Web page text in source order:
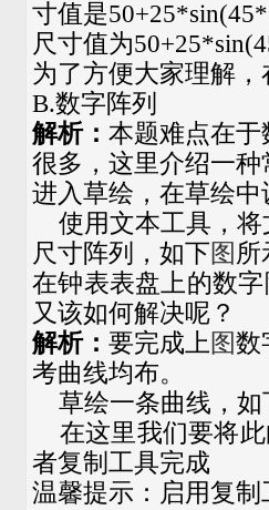
寸值是
尺寸值为
为了方便大家理解
B.数字阵列
解析： 本题难点在
很多，这里介绍一
进入草绘，在草绘
使用文本工具，将
尺寸阵列，如下图 所
在钟表表盘上的数
又该如何解决呢？
解析： 要完成上 图数
考曲线均布。
草绘一条曲线，如
在这里我们要将此
者复制工具完成
温馨提示：启用复制